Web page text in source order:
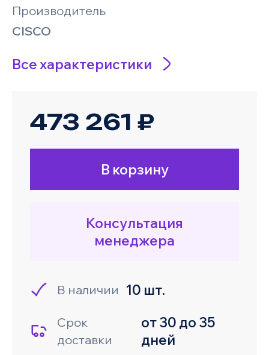
Производитель
CISCO
Все характеристики
473 261 ₽
В корзину
Консультация
менеджера
В наличии 10 шт.
Срок
доставки
от 30 до 35
дней